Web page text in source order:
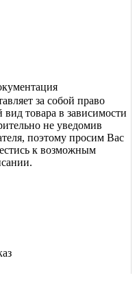
за собой право
товара в зависимости
не уведомив
поэтому просим Вас
к возможным